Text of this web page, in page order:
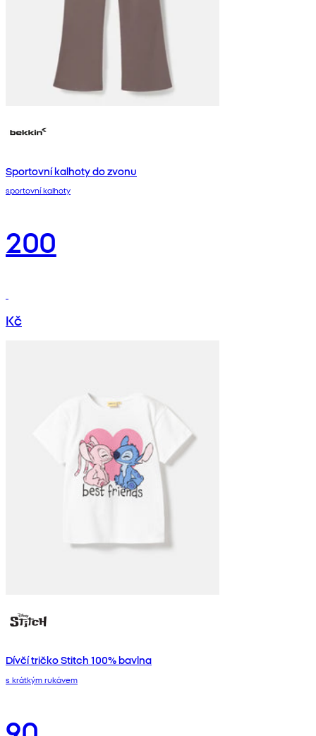
Sportovní kalhoty do zvonu
sportovní kalhoty
200
Kč
Dívčí tričko Stitch 100% bavlna
s krátkým rukávem